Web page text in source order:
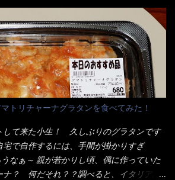
ンカツです。 それも揚げたての熱々です。
ければ、漢では無い！と云っても過言で
も、兎に角ボリューム満点で＜薄カツ＞と
ンカツが2枚重ねて出てくるだ！ 1枚が薄
らしいけど・・・
ストアで見かけ思わず手に取って買い物篭
量限定＞宮崎辛麺風ラーメン オーッといき
と・・・・ 棒状インスタントラーメンの
た。 か・ら・め・ん・辛麺！ 宮崎辛麺は
出されている、辛口のラーメンじゃ
、酸辣湯麺？なんてね。 よし今日のサラ
う！ それではまず袋を開けると・・・ な
の麺が二束、調味油と粉末スープ！ やは
何だかチョッと高級感的な・・・だって透
麺なんて見慣れないからねぇ～（コスト
見ると、韮とか卵の用意を勧めている。
った、黒豆モヤシ・韮・生卵を用意しま
トリチャーナグラタンを食べてみた！
して来た小生！ 久しぶりのグラタンです
宅で自作するには、手間が掛かりすぎ
なぁ～ 親が若かりし頃、偶に作っていた
ナ？ 何だそれ？？調べると、イタリア語